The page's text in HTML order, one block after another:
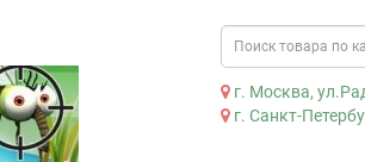
г. Москва,
г. Санкт-